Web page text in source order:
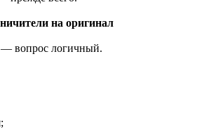
на оригинал
вопрос логичный.